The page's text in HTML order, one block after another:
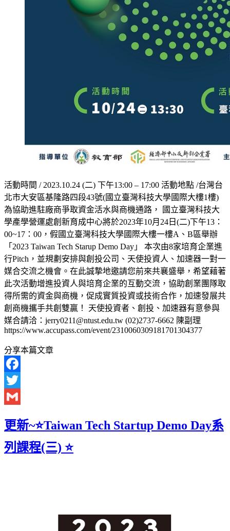
活動時間 / 2023.10.24 (二) 下午13:00 – 17:00 活動地點 /台灣台
北市大安區基隆路四段43號(國立臺灣科技大學國際大樓1樓)
為協助進駐廠商爭取資金活水與商機通路， 國立臺灣科技大
學產學營運處創新育成中心將於2023年10月24日(二)下午13：
00~17：00，假國立臺灣科技大學國際大樓一樓A、B區舉辦
「2023 Taiwan Tech Starup Demo Day」 本次由8家培育企業進
行Pitch，並規劃安排與創投公司、天使投資人、加速器一對一
媒合交流之機會。在此誠摯地邀請您前來共襄盛舉，希望藉著
此次活動增進投資人與培育企業的互動交流，協助創業團隊取
得所需的資金與商機，促成實質投資或技術合作，加速發展共
創商機攜手共創雙贏！ 天使投資者、創投、加速器有意參與
媒合請洽：jerry0211@ntust.edu.tw (02)2737-6662 陳副理
https://www.accupass.com/event/2310060309181701304377
分享本篇文章
Facebook
Twitter
更新~⭐Taiwan Tech Startup Demo Day系
列課程(三) ⭐